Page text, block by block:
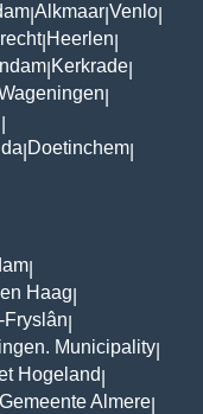
Alkmaar Venlo
| Heerlen
Kerkrade
Doetinchem
Haag
Fryslân
Municipality
Hogeland
Gemeente Almere